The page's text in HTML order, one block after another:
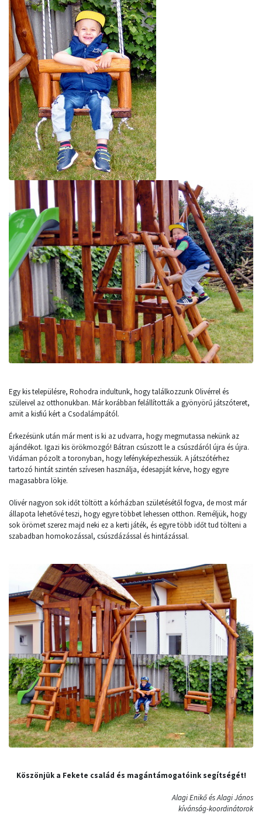
Egy kis településre, Rohodra indultunk, hogy találkozzunk Olivérrel és
szüleivel az otthonukban. Már korábban felállították a gyönyörű játszóteret,
amit a kisfiú kért a Csodalámpától.
Érkezésünk után már ment is ki az udvarra, hogy megmutassa nekünk az
ajándékot. Igazi kis örökmozgó! Bátran csúszott le a csúszdáról újra és újra.
Vidáman pózolt a toronyban, hogy lefényképezhessük. A játszótérhez
tartozó hintát szintén szívesen használja, édesapját kérve, hogy egyre
magasabbra lökje.
Olivér nagyon sok időt töltött a kórházban születésétől fogva, de most már
állapota lehetővé teszi, hogy egyre többet lehessen otthon. Reméljük, hogy
sok örömet szerez majd neki ez a kerti játék, és egyre több időt tud tölteni a
szabadban homokozással, csúszdázással és hintázással.
Köszönjük a Fekete család és magántámogatóink segítségét!
Alagi Enikő és Alagi János
kívánság-koordinátorok